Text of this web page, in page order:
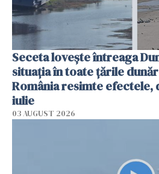
Seceta lovește întreaga
situația în toate țările
România resimte efectele,
iulie
03 AUGUST 2026